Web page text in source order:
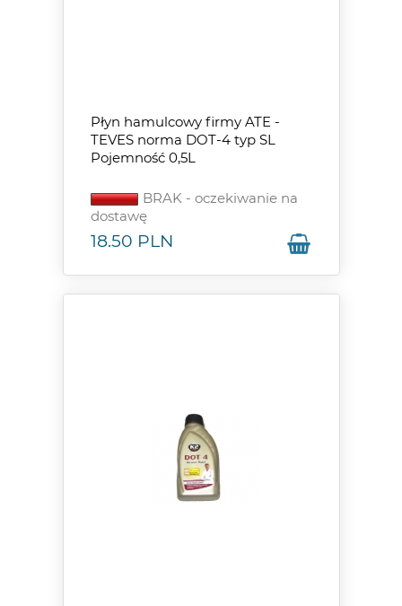
Płyn hamulcowy firmy ATE -
TEVES norma DOT-4 typ SL
Pojemność 0,5L
BRAK - oczekiwanie na
dostawę
18.50 PLN